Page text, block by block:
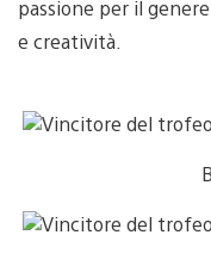
passione per il
e creatività.